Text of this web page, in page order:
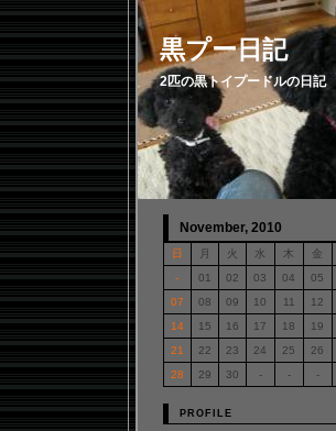
黒プー日記
2匹の黒トイプードルの日記
November, 2010
日 月 火 水 木 金
-
01 02 03 04 05
07
08 09 10 11 12
14
15 16 17 18 19
21
22 23 24 25 26
28
29 30 - - -
PROFILE